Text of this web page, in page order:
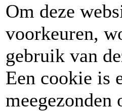
Om deze
voorkeuren,
gebruik van
Een cookie is
meegezonden